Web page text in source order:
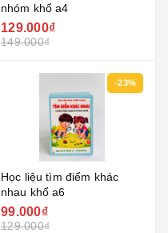
nhóm khổ a4
129.000₫
149.000₫
-23%
Học liệu tìm điểm khác
nhau khổ a6
99.000₫
129.000₫